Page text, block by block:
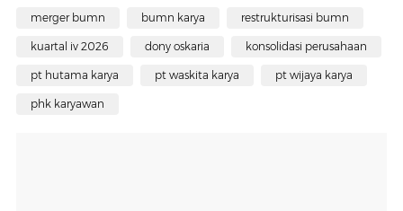
merger bumn bumn karya restrukturisasi bumn
kuartal iv 2026 dony oskaria konsolidasi perusahaan
pt hutama karya pt waskita karya pt wijaya karya
phk karyawan